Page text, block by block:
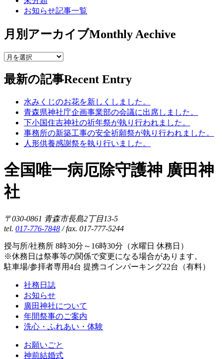
お知らせ記事一覧
月別アーカイブMonthly Aechive
最新の記事Recent Entry
水みくじのお花を新しくしました。
青森県神社庁企画事業部の会議に出席しました。
下小国住吉神社の祈年祭が執り行われました。
事務所の新築工事の安全祈願祭が執り行われました。
人形供養感謝祭を執り行いました。
全国唯一病厄除守護神 廣田神
社
〒030-0861 青森市長島2丁目13-5
tel. 017-776-7848 / fax. 017-777-5244
授与所/社務所 8時30分～16時30分（水曜日 休務日）
※休務日は祭事等の関係で変更になる場合があります。
駐車場/参拝者専用4台 提携コインパーキング22台（有料）
社務日誌
お知らせ
廣田神社について
年間祭事のご案内
洗心・ふれあい・体験
お願いごと
神前結婚式